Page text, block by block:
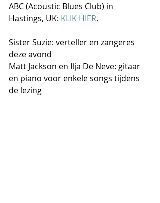
ABC (Acoustic Blues Club) in
Hastings, UK: KLIK HIER.
Sister Suzie: verteller en zangeres
deze avond
Matt Jackson en Ilja De Neve: gitaar
en piano voor enkele songs tijdens
de lezing